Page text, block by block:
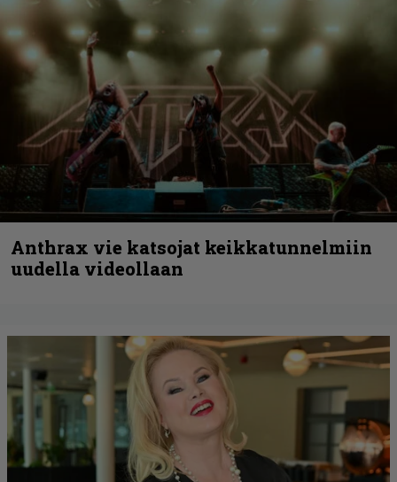
Anthrax vie katsojat keikkatunnelmiin
uudella videollaan